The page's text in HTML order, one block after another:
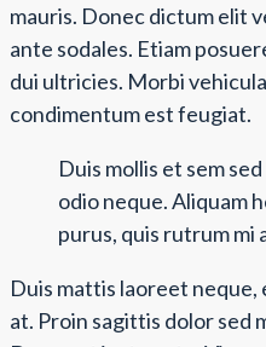
mauris. Donec dictum elit
ante sodales. Etiam
dui ultricies. Morbi
condimentum est feugiat.
Duis mollis et sem
odio neque. Aliquam
purus, quis rutrum mi
Duis mattis laoreet
at. Proin sagittis dolor sed